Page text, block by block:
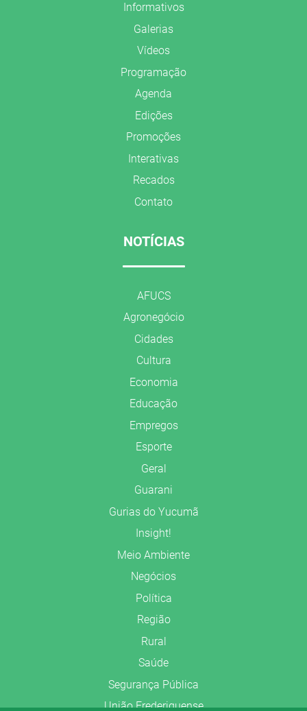
Informativos
Galerias
Vídeos
Programação
Agenda
Edições
Promoções
Interativas
Recados
Contato
NOTÍCIAS
AFUCS
Agronegócio
Cidades
Cultura
Economia
Educação
Empregos
Esporte
Geral
Guarani
Gurias do Yucumã
Insight!
Meio Ambiente
Negócios
Política
Região
Rural
Saúde
Segurança Pública
União Frederiquense